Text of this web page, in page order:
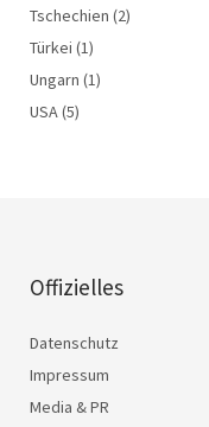
Tschechien (2)
Türkei (1)
Ungarn (1)
USA(5)
Offizielles
Datenschutz
Impressum
Media & PR